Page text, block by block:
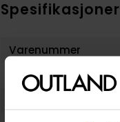
Spesifikasjoner
Varenummer
Weight